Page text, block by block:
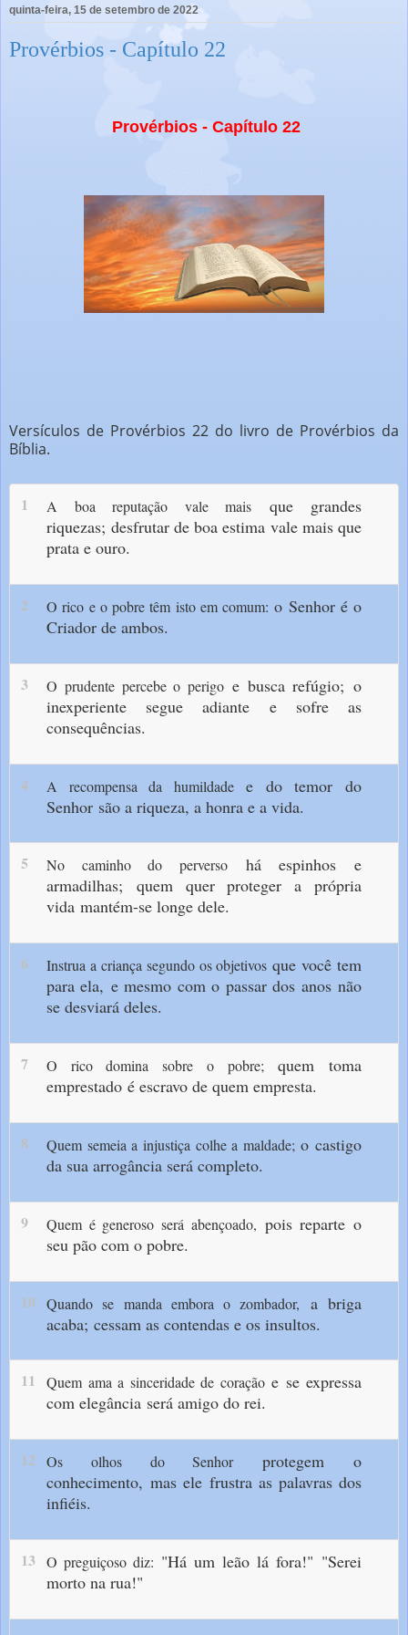
quinta-feira, 15 de setembro de 2022
Provérbios - Capítulo 22
Provérbios - Capítulo 22
Versículos de Provérbios 22 do livro de Provérbios da
Bíblia.
1 A boa reputação vale mais que grandes
riquezas; desfrutar de boa estima vale mais que
prata e ouro.
2 O rico e o pobre têm isto em comum:o Senhor é o
Criador de ambos.
3 O prudente percebe o perigo e busca refúgio; o
inexperiente segue adiante e sofre as
consequências.
4 A recompensa da humildadee do temor do
Senhor são a riqueza, a honra e a vida.
5 No caminho do perverso há espinhos e
armadilhas; quem quer proteger a própria
vida mantém-se longe dele.
6 Instrua a criança segundo os objetivosque você tem
para ela, e mesmo com o passar dos anosnão
se desviará deles.
7 O rico domina sobre o pobre;quem toma
emprestado é escravo de quem empresta.
8 Quem semeia a injustiça colhe a maldade;o castigo
da sua arrogância será completo.
9 Quem é generoso será abençoado, pois reparte o
seu pão com o pobre.
10 Quando se manda embora o zombador, a briga
acaba; cessam as contendas e os insultos.
11 Quem ama a sinceridade de coração e se expressa
com elegância será amigo do rei.
12 Os olhos do Senhorprotegem o
conhecimento,mas ele frustra as palavras dos
infiéis.
13 O preguiçoso diz: "Há um leão lá fora!" "Serei
morto na rua!"